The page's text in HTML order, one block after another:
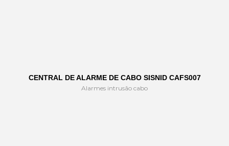
CENTRAL DE ALARME DE CABO SISNID CAFS007
Alarmes intrusão cabo